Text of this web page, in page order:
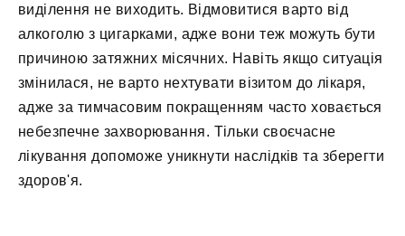
виділення не виходить. Відмовитися варто від
алкоголю з цигарками, адже вони теж можуть бути
причиною затяжних місячних. Навіть якщо ситуація
змінилася, не варто нехтувати візитом до лікаря,
адже за тимчасовим покращенням часто ховається
небезпечне захворювання. Тільки своєчасне
лікування допоможе уникнути наслідків та зберегти
здоров'я.